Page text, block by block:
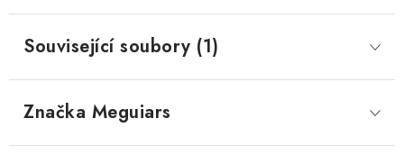
Související soubory (1)
Značka Meguiars